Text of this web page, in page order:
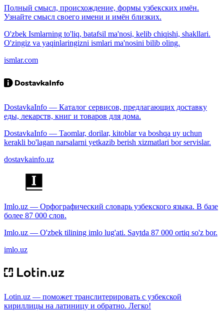
Полный смысл, происхождение, формы узбекских имён.
Узнайте смысл своего имени и имён близких.
O'zbek Ismlarning to'liq, batafsil ma'nosi, kelib chiqishi, shakllari.
O'zingiz va yaqinlaringizni ismlari ma'nosini bilib oling.
ismlar.com
DostavkaInfo — Каталог сервисов, предлагающих доставку
еды, лекарств, книг и товаров для дома.
DostavkaInfo — Taomlar, dorilar, kitoblar va boshqa uy uchun
kerakli bo'lagan narsalarni yetkazib berish xizmatlari bor servislar.
dostavkainfo.uz
Imlo.uz — Орфографический словарь узбекского языка. В базе
более 87 000 слов.
Imlo.uz — O'zbek tilining imlo lug'ati. Saytda 87 000 ortiq so'z bor.
imlo.uz
Lotin.uz — поможет транслитерировать с узбекской
кириллицы на латиницу и обратно. Легко!